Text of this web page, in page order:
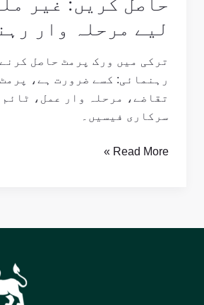
حاصل کریں: غیر
لیے مرحلہ وار
ترکی میں ورک پرمٹ حاصل
رہنمائی: کسے ضرورت ہے،
تقاضے، مرحلہ وار عمل، ٹائم
سرکاری فیسیں۔
مرحلہ
وار
Read More »